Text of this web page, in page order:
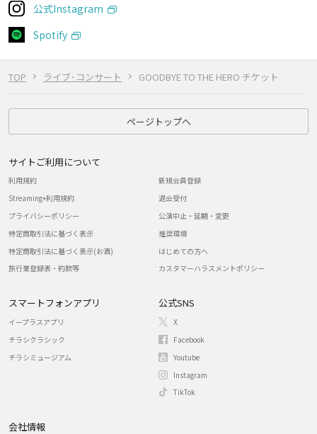
TOP ライブ･コンサート GOODBYE TO THE HERO チケット
公式Instagram
Spotify
ページトップへ
サイトご利用について
利用規約
Streaming+利用規約
プライバシーポリシー
特定商取引法に基づく表示
特定商取引法に基づく表示(お酒)
旅行業登録表・約款等
新規会員登録
退会受付
公演中止・延期・変更
推奨環境
はじめての方へ
カスタマーハラスメントポリシー
スマートフォンアプリ
イープラスアプリ
チラシクラシック
チラシミュージアム
公式SNS
X
Facebook
Youtube
Instagram
TikTok
会社情報